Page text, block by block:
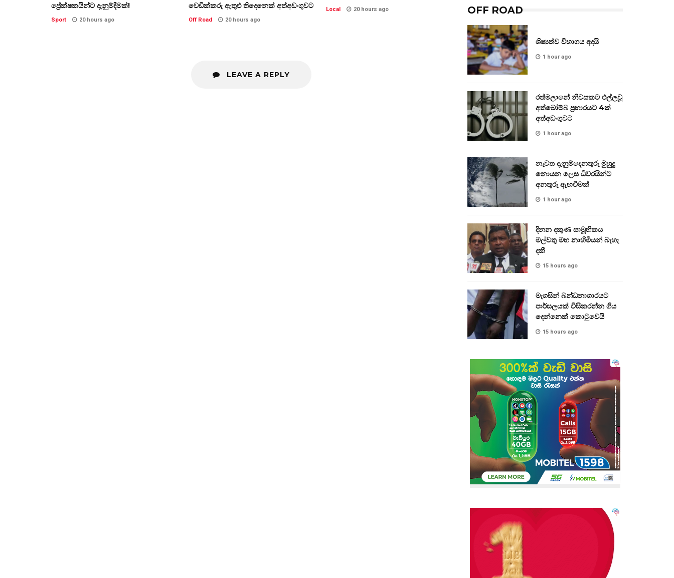
ප්‍රේක්ෂකයින්ට දැනුම්දීමක්!
Sport 20 hours ago
වෙඩික්කරු ඇතුළු තිදෙනෙක් අත්අඩංගුවට
Off Road 20 hours ago
Local 20 hours ago
LEAVE A REPLY
OFF ROAD
ශිෂ්‍යත්ව විභාගය අදයි
1 hour ago
රත්මලානේ නිවසකට එල්ලවූ
අත්බෝම්බ ප්‍රහාරයට 4ක්
අත්අඩංගුවට
1 hour ago
නැවත දැනුම්දෙනතුරු මුහුදු
නොයන ලෙස ධීවරයින්ට
අනතුරු ඇඟවීමක්
1 hour ago
දිනන දකුණ සාමූහිකය
මල්වතු මහ නාහිමියන් බැහැ
දකී
15 hours ago
මැගසින් බන්ධනාගාරයට
පාර්සලයක් විසිකරන්න ගිය
දෙන්නෙක් කොටුවෙයි
15 hours ago